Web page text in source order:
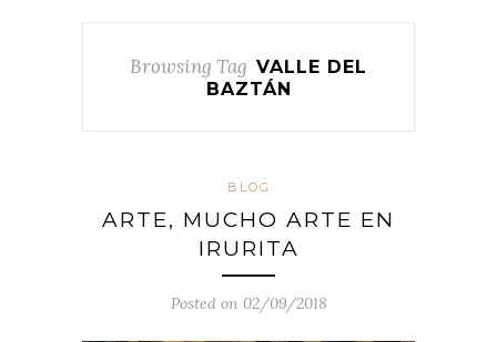
Browsing Tag VALLE DEL
BAZTÁN
BLOG
ARTE, MUCHO ARTE EN
IRURITA
Posted on 02/09/2018